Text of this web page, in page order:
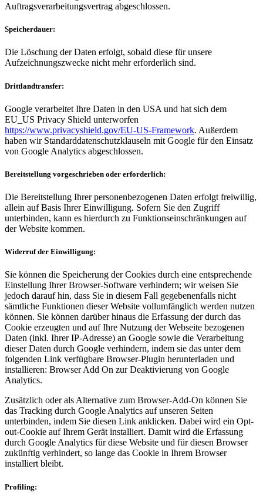
Auftragsverarbeitungsvertrag abgeschlossen.
Speicherdauer:
Die Löschung der Daten erfolgt, sobald diese für unsere
Aufzeichnungszwecke nicht mehr erforderlich sind.
Drittlandtransfer:
Google verarbeitet Ihre Daten in den USA und hat sich dem
EU_US Privacy Shield unterworfen
https://www.privacyshield.gov/EU-US-Framework. Außerdem
haben wir Standarddatenschutzklauseln mit Google für den Einsatz
von Google Analytics abgeschlossen.
Bereitstellung vorgeschrieben oder erforderlich:
Die Bereitstellung Ihrer personenbezogenen Daten erfolgt freiwillig,
allein auf Basis Ihrer Einwilligung. Sofern Sie den Zugriff
unterbinden, kann es hierdurch zu Funktionseinschränkungen auf
der Website kommen.
Widerruf der Einwilligung:
Sie können die Speicherung der Cookies durch eine entsprechende
Einstellung Ihrer Browser-Software verhindern; wir weisen Sie
jedoch darauf hin, dass Sie in diesem Fall gegebenenfalls nicht
sämtliche Funktionen dieser Website vollumfänglich werden nutzen
können. Sie können darüber hinaus die Erfassung der durch das
Cookie erzeugten und auf Ihre Nutzung der Webseite bezogenen
Daten (inkl. Ihrer IP-Adresse) an Google sowie die Verarbeitung
dieser Daten durch Google verhindern, indem sie das unter dem
folgenden Link verfügbare Browser-Plugin herunterladen und
installieren: Browser Add On zur Deaktivierung von Google
Analytics.
Zusätzlich oder als Alternative zum Browser-Add-On können Sie
das Tracking durch Google Analytics auf unseren Seiten
unterbinden, indem Sie diesen Link anklicken. Dabei wird ein Opt-
out-Cookie auf Ihrem Gerät installiert. Damit wird die Erfassung
durch Google Analytics für diese Website und für diesen Browser
zukünftig verhindert, so lange das Cookie in Ihrem Browser
installiert bleibt.
Profiling: